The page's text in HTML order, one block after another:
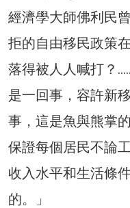
經濟學大師佛利民
拒的自由移民政策
落得被人人喊打？
是一回事，容許新
事，這是魚與熊掌
保證每個居民不論
收入水平和生活條
的。」